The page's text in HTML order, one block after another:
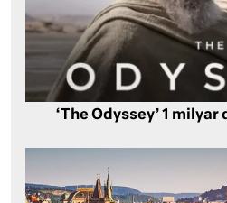
‘The Odyssey’ 1 milyar